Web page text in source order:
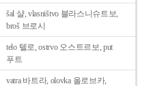
šal 샬, vlasništvo 블라스니슈트보,
broš 브로시
telo 텔로, ostrvo 오스트르보, put
푸트
vatra 바트라, olovka 올로브카,